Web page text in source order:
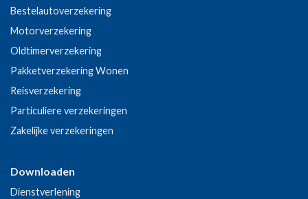
Bestelautoverzekering
Motorverzekering
Oldtimerverzekering
Pakketverzekering Wonen
Reisverzekering
Particuliere verzekeringen
Zakelijke verzekeringen
Downloaden
Dienstverlening